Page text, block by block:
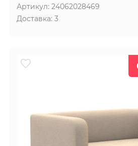
Артикул: 24062028469
Доставка: 3